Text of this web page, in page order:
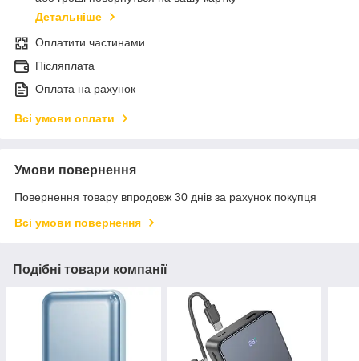
Детальніше
Оплатити частинами
Післяплата
Оплата на рахунок
Всі умови оплати
Умови повернення
Повернення товару впродовж 30 днів за рахунок покупця
Всі умови повернення
Подібні товари компанії